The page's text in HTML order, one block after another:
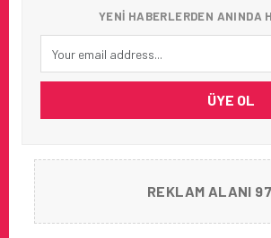
YENI HABERLERDEN ANINDA
ÜYE OL
REKLAM ALANI